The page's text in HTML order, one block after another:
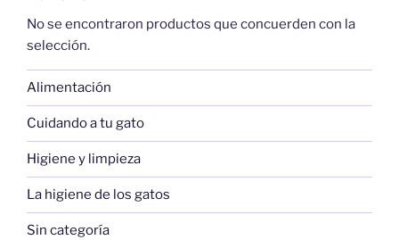
No se encontraron productos que concuerden con la
selección.
Alimentación
Cuidando a tu gato
Higiene y limpieza
La higiene de los gatos
Sin categoría